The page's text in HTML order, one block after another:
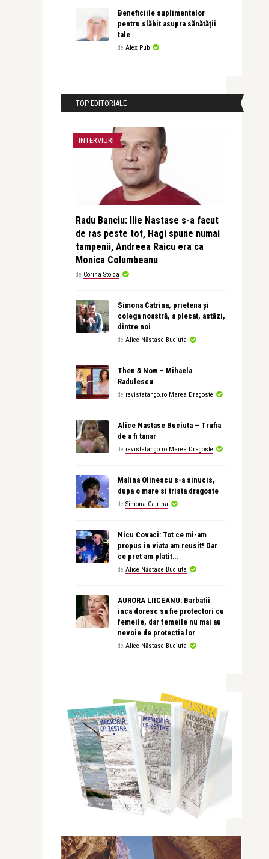
Beneficiile suplimentelor
pentru slăbit asupra sănătății
tale
de Alex Pub
TOP EDITORIALE
INTERVIURI
Radu Banciu: Ilie Nastase s-a facut
de ras peste tot, Hagi spune numai
tampenii, Andreea Raicu era ca
Monica Columbeanu
de Corina Stoica
Simona Catrina, prietena și
colega noastră, a plecat, astăzi,
dintre noi
de Alice Năstase Buciuta
Then & Now – Mihaela
Radulescu
de revistatango.ro Marea Dragoste
Alice Nastase Buciuta – Trufia
de a fi tanar
de revistatango.ro Marea Dragoste
Malina Olinescu s-a sinucis,
dupa o mare si trista dragoste
de Simona Catrina
Nicu Covaci: Tot ce mi-am
propus in viata am reusit! Dar
ce pret am platit…
de Alice Năstase Buciuta
AURORA LIICEANU: Barbatii
inca doresc sa fie protectori cu
femeile, dar femeile nu mai au
nevoie de protectia lor
de Alice Năstase Buciuta